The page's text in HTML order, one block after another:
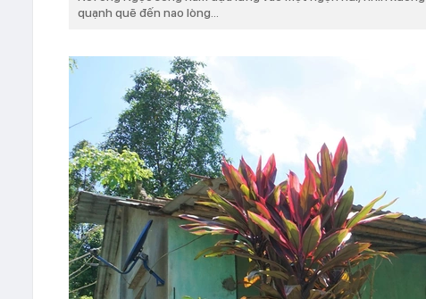
quạnh quẽ đến nao lòng...